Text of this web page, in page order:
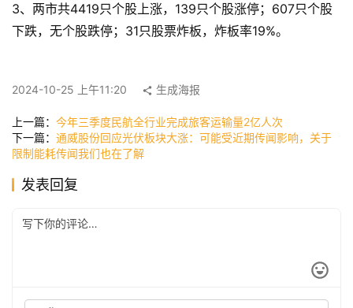
快
司
时
3、两市共4419只个股上涨，139只个股涨停；607只个股
下跌，无个股跌停；31只股票炸板，炸板率19%。
2024-10-25 上午11:20 生成海报
上一篇： 今年三季度民航全行业完成旅客运输量2亿人次
下一篇： 通威股份回应光伏板块大涨：可能受近期传闻影响，关于
限制能耗传闻我们也在了解
发表回复